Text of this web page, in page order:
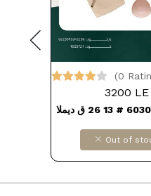
(0
3200 LE
Out of